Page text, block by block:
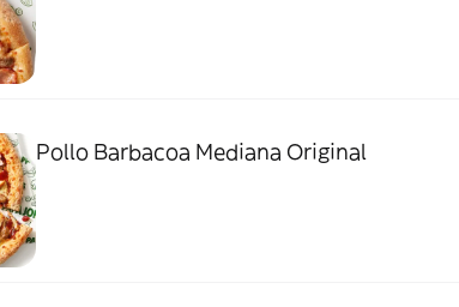
Pollo Barbacoa Mediana Original